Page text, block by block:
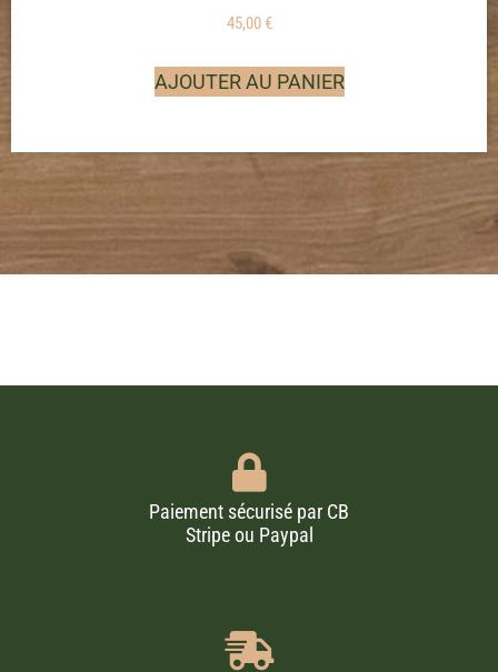
45,00€
AJOUTER AU PANIER
Paiement sécurisé par CB
Stripe ou Paypal